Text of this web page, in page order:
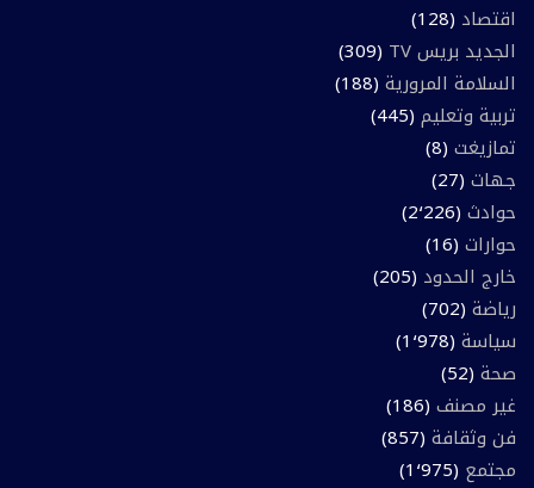
اقتصاد (128)
الجديد بريس TV
(309)
السلامة المرورية (188)
تربية وتعليم (445)
تمازيغت (8)
جهات (27)
حوادث (2٬226)
حوارات (16)
خارج الحدود (205)
رياضة (702)
سياسة (1٬978)
صحة (52)
غير مصنف (186)
فن وثقافة (857)
مجتمع (1٬975)